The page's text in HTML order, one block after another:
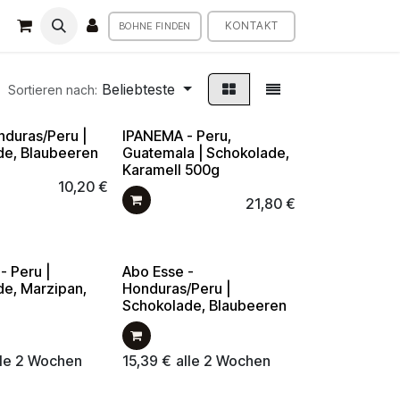
BOHNE FINDEN KONTAKT
Sortieren nach: Beliebteste
Peru |
Blaubeeren
10,20€
IPANEMA - Peru,
Guatemala | Schokolade,
Karamell 500g
21,80€
Peru |
Marzipan,
2 Wochen
Abo Esse -
Honduras/Peru |
Schokolade, Blaubeeren
15,39 € alle 2 Wochen